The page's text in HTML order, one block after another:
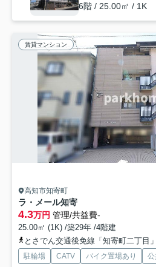
6階 / 25.00㎡ / 1K
賃貸マンション
高知市知寄町
ラ・メール知寄
4.3万円 管理/共益費-
25.00㎡ (1K) /築29年 /4階建
とさでん交通後免線「知寄町二丁目
駐輪場 CATV バイク置場あり 公